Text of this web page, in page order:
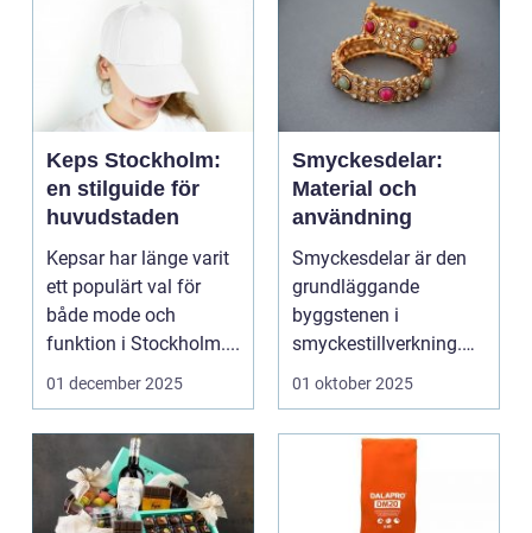
Keps Stockholm:
en stilguide för
huvudstaden
Kepsar har länge varit
ett populärt val för
både mode och
funktion i Stockholm....
01 december 2025
Smyckesdelar:
Material och
användning
Smyckesdelar är den
grundläggande
byggstenen i
smyckestillverkning.
De ger utrymme fö...
01 oktober 2025